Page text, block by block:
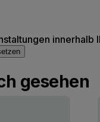
innerhalb
gesehen